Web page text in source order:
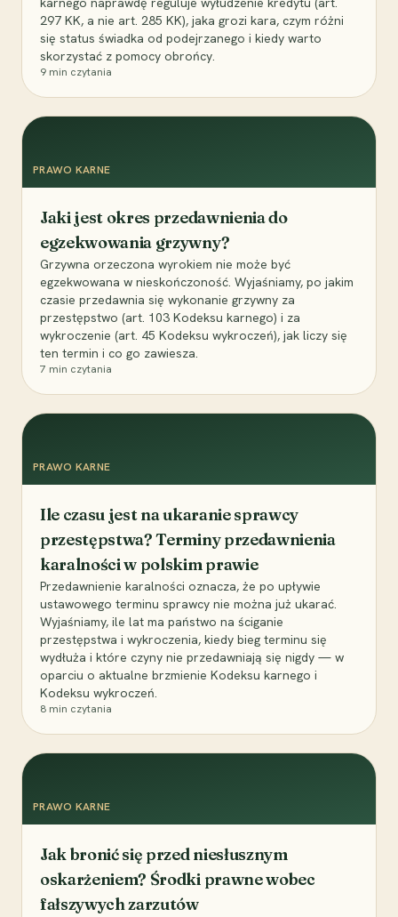
297 KK, a nie art. 285 KK), jaka grozi kara, czym różni
się status świadka od podejrzanego i kiedy warto
skorzystać z pomocy obrońcy.
9 min czytania
PRAWO KARNE
Jaki jest okres przedawnienia do
egzekwowania grzywny?
Grzywna orzeczona wyrokiem nie może być
egzekwowana w nieskończoność. Wyjaśniamy, po jakim
czasie przedawnia się wykonanie grzywny za
przestępstwo (art. 103 Kodeksu karnego) i za
wykroczenie (art. 45 Kodeksu wykroczeń), jak liczy się
ten termin i co go zawiesza.
7 min czytania
PRAWO KARNE
Ile czasu jest na ukaranie sprawcy
przestępstwa? Terminy przedawnienia
karalności w polskim prawie
Przedawnienie karalności oznacza, że po upływie
ustawowego terminu sprawcy nie można już ukarać.
Wyjaśniamy, ile lat ma państwo na ściganie
przestępstwa i wykroczenia, kiedy bieg terminu się
wydłuża i które czyny nie przedawniają się nigdy — w
oparciu o aktualne brzmienie Kodeksu karnego i
Kodeksu wykroczeń.
8 min czytania
PRAWO KARNE
Jak bronić się przed niesłusznym
oskarżeniem? Środki prawne wobec
fałszywych zarzutów